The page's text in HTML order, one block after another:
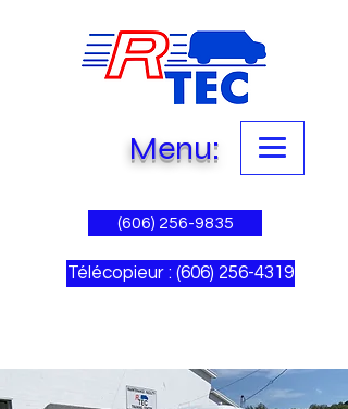
Menu:
(606) 256-9835
Télécopieur : (606) 256-4319